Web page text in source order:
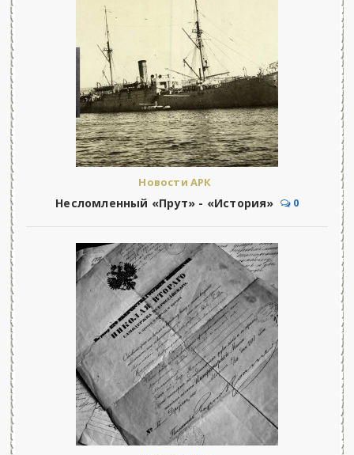
Новости АРК
Несломленный «Прут» - «История» 0